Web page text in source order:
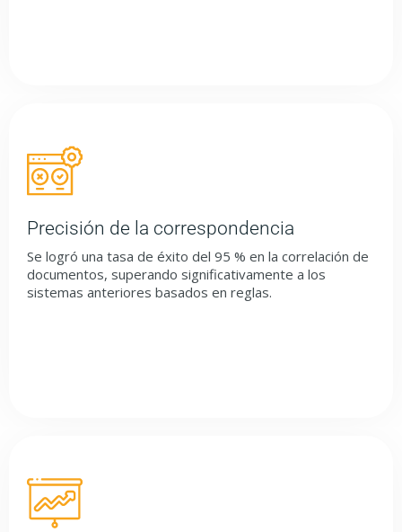
Precisión de la correspondencia
Se logró una tasa de éxito del 95 % en la correlación de
documentos, superando significativamente a los
sistemas anteriores basados en reglas.